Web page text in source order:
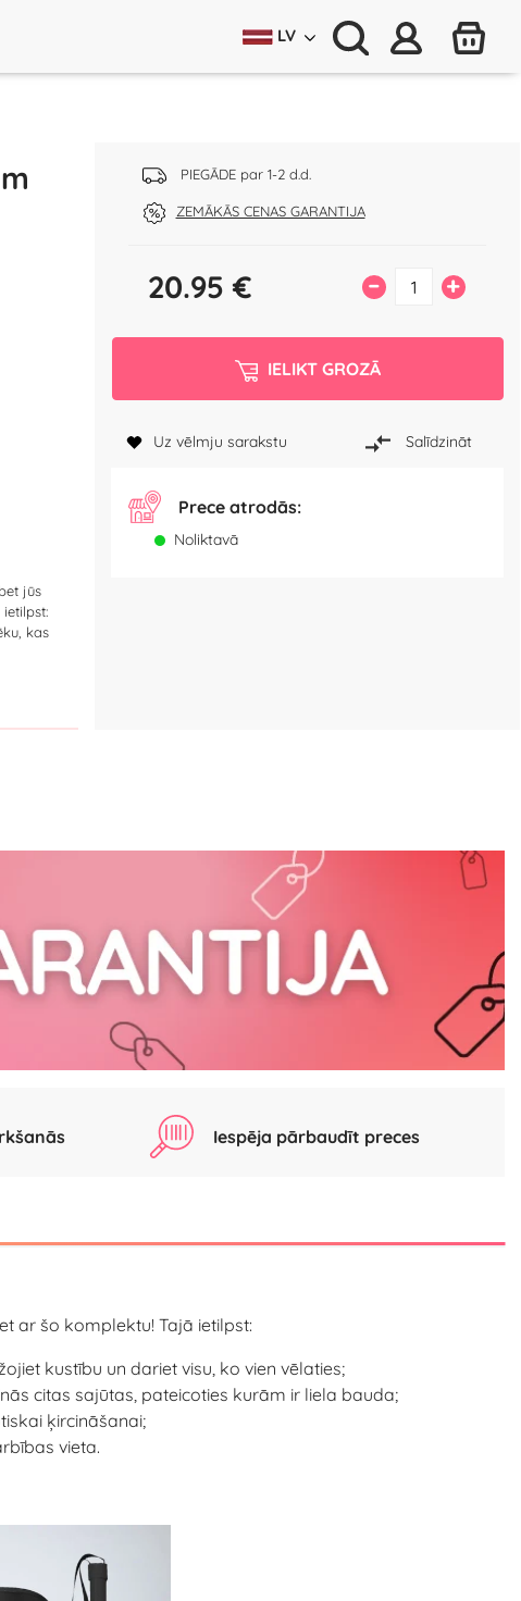
LV
PIEGĀDE par 1-2 d.d.
ZEMĀKĀS CENAS GARANTIJA
jūs
kas
20.95 € – +
IELIKT GROZĀ
Uz vēlmju sarakstu Salīdzināt
Prece atrodās:
Noliktavā
Iespēja pārbaudīt preces
ar šo komplektu! Tajā ietilpst:
kustību un dariet visu, ko vien vēlaties;
citas sajūtas, pateicoties kurām ir liela bauda;
ķircināšanai;
vieta.